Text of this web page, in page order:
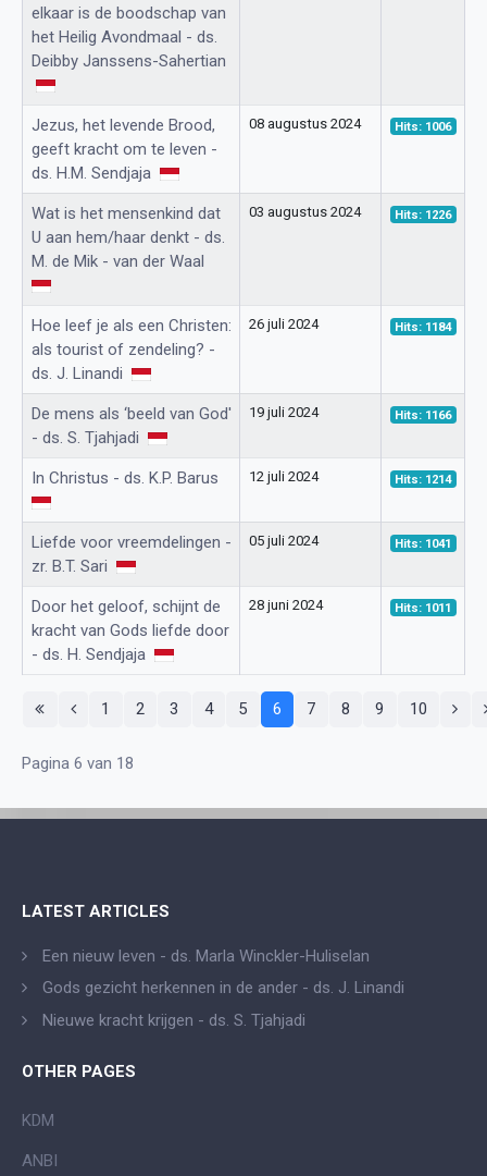
elkaar is de boodschap van
het Heilig Avondmaal - ds.
Deibby Janssens-Sahertian
Jezus, het levende Brood,
geeft kracht om te leven -
ds. H.M. Sendjaja
08 augustus 2024 Hits: 1006
Wat is het mensenkind dat
U aan hem/haar denkt - ds.
M. de Mik - van der Waal
03 augustus 2024 Hits: 1226
Hoe leef je als een Christen:
als tourist of zendeling? -
ds. J. Linandi
26 juli 2024 Hits: 1184
De mens als ‘beeld van God'
- ds. S. Tjahjadi
19 juli 2024 Hits: 1166
In Christus - ds. K.P. Barus 12 juli 2024 Hits: 1214
Liefde voor vreemdelingen -
zr. B.T. Sari
05 juli 2024 Hits: 1041
Door het geloof, schijnt de
kracht van Gods liefde door
- ds. H. Sendjaja
28 juni 2024 Hits: 1011
1 2 3 4 5 6 7 8 9 10
Pagina 6 van 18
LATEST ARTICLES
Een nieuw leven - ds. Marla Winckler-Huliselan
Gods gezicht herkennen in de ander - ds. J. Linandi
Nieuwe kracht krijgen - ds. S. Tjahjadi
OTHER PAGES
KDM
ANBI